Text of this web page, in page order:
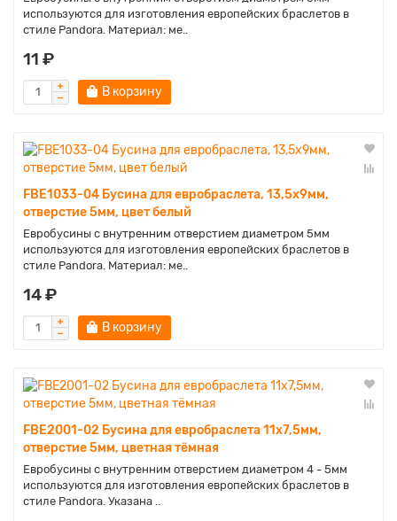
используются для изготовления европейских браслетов в
стиле Pandora. Материал: ме..
11 ₽
В корзину
FBE1033-04 Бусина для евробраслета, 13,5х9мм,
отверстие 5мм, цвет белый
Евробусины с внутренним отверстием диаметром 5мм
используются для изготовления европейских браслетов в
стиле Pandora. Материал: ме..
14 ₽
В корзину
FBE2001-02 Бусина для евробраслета 11х7,5мм,
отверстие 5мм, цветная тёмная
Евробусины с внутренним отверстием диаметром 4 - 5мм
используются для изготовления европейских браслетов в
стиле Pandora. Указана ..